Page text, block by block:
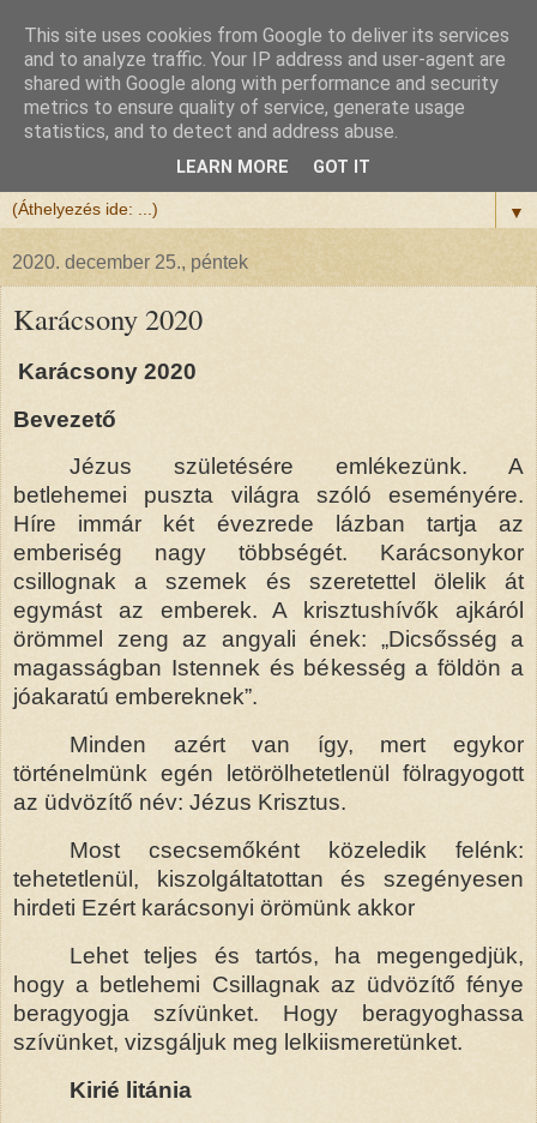
Félix atya
Szeretettel köszöntöm a honlapomra ellátogatót.
▼
2020. december 25., péntek
Karácsony 2020
Karácsony 2020
Bevezető
Jézus születésére emlékezünk. A
betlehemei puszta világra szóló eseményére.
Híre immár két évezrede lázban tartja az
emberiség nagy többségét. Karácsonykor
csillognak a szemek és szeretettel ölelik át
egymást az emberek. A krisztushívők ajkáról
örömmel zeng az angyali ének: „Dicsősség a
magasságban Istennek és békesség a földön a
jóakaratú embereknek”.
Minden azért van így, mert egykor
történelmünk egén letörölhetetlenül fölragyogott
az üdvözítő név: Jézus Krisztus.
Most csecsemőként közeledik felénk:
tehetetlenül, kiszolgáltatottan és szegényesen
hirdeti Ezért karácsonyi örömünk akkor
Lehet teljes és tartós, ha megengedjük,
hogy a betlehemi Csillagnak az üdvözítő fénye
beragyogja szívünket. Hogy beragyoghassa
szívünket, vizsgáljuk meg lelkiismeretünket.
Kirié litánia
This site uses cookies from Google to deliver its services
and to analyze traffic. Your IP address and user-agent are
shared with Google along with performance and security
metrics to ensure quality of service, generate usage
statistics, and to detect and address abuse.
LEARN MORE GOT IT